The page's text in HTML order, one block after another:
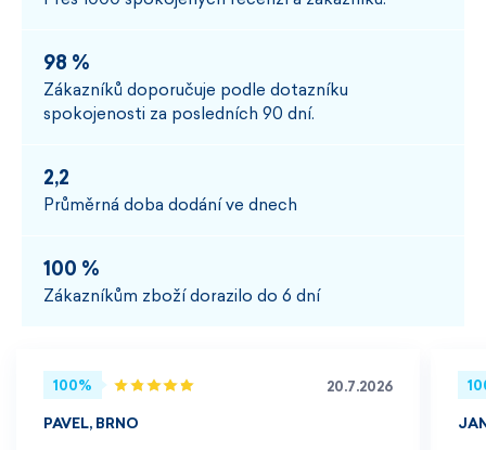
98 %
Zákazníků doporučuje podle dotazníku
spokojenosti za posledních 90 dní.
2,2
Průměrná doba dodání ve dnech
100 %
Zákazníkům zboží dorazilo do 6 dní
100% 20.7.2026
PAVEL, BRNO